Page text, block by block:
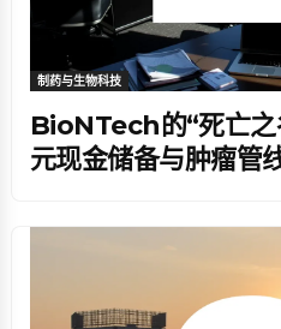
制药与生物科技
BioNTech的“死亡之
元现金储备与肿瘤管